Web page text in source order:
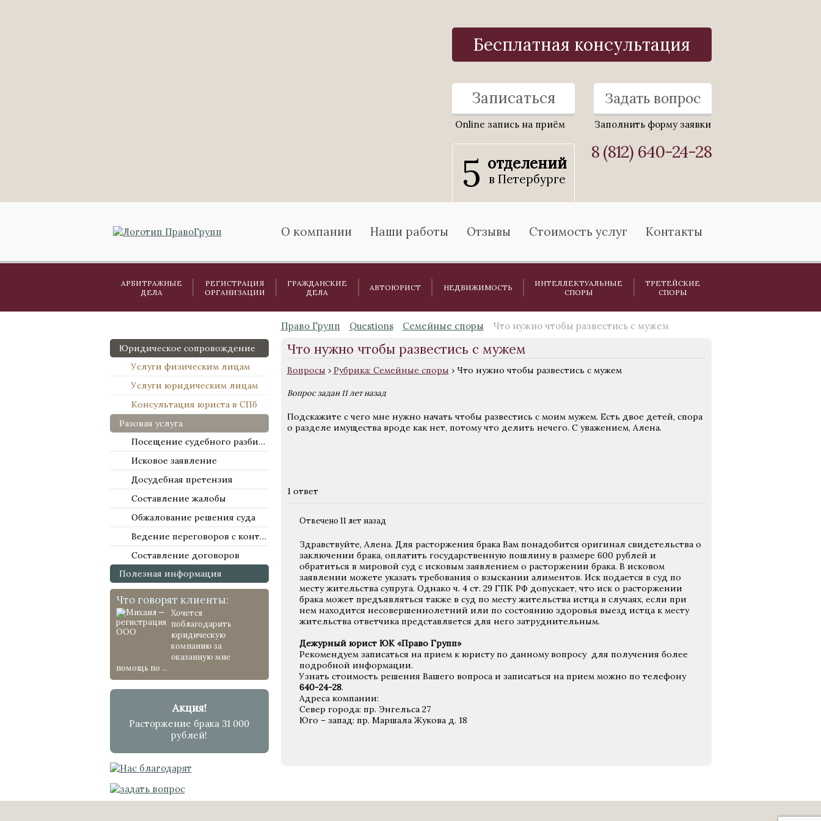
Бесплатная консультация
Записаться
Online запись на приём
Задать вопрос
Заполнить форму заявки
5 отделений
в Петербурге
8 (812) 640-24-28
О компании Наши работы Отзывы Стоимость услуг Контакты
АРБИТРАЖНЫЕ
ДЕЛА
РЕГИСТРАЦИЯ
ОРГАНИЗАЦИИ
ГРАЖДАНСКИЕ
ДЕЛА
АВТОЮРИСТ НЕДВИЖИМОСТЬ
ИНТЕЛЛЕКТУАЛЬНЫЕ
СПОРЫ
ТРЕТЕЙСКИЕ
СПОРЫ
Юридическое сопровождение
Услуги физическим лицам
Услуги юридическим лицам
Консультация юриста в СПб
Разовая услуга
Посещение судебного разбирательства
Исковое заявление
Досудебная претензия
Составление жалобы
Обжалование решения суда
Ведение переговоров с контрагентами
Составление договоров
Полезная информация
Что говорят клиенты:
Хочется
поблагодарить
юридическую
компанию за
оказанную мне
помощь по ...
Акция!
Расторжение брака 31 000
рублей!
Право Групп Questions Семейные споры Что нужно чтобы развестись с мужем
Что нужно чтобы развестись с мужем
Вопросы › Рубрика: Семейные споры › Что нужно чтобы развестись с мужем
Вопрос задан 11 лет назад
Подскажите с чего мне нужно начать чтобы развестись с моим мужем. Есть двое детей, спора
о разделе имущества вроде как нет, потому что делить нечего. С уважением, Алена.
1 ответ
Отвечено 11 лет назад
Здравствуйте, Алена. Для расторжения брака Вам понадобится оригинал свидетельства о
заключении брака, оплатить государственную пошлину в размере 600 рублей и
обратиться в мировой суд с исковым заявлением о расторжении брака. В исковом
заявлении можете указать требования о взыскании алиментов. Иск подается в суд по
месту жительства супруга. Однако ч. 4 ст. 29 ГПК РФ допускает, что иск о расторжении
брака может предъявляться также в суд по месту жительства истца в случаях, если при
нем находится несовершеннолетний или по состоянию здоровья выезд истца к месту
жительства ответчика представляется для него затруднительным.
Дежурный юрист ЮК «Право Групп»
Рекомендуем записаться на прием к юристу по данному вопросу для получения более
подробной информации.
Узнать стоимость решения Вашего вопроса и записаться на прием можно по телефону
640-24-28.
Адреса компании:
Север города: пр. Энгельса 27
Юго – запад: пр. Маршала Жукова д. 18